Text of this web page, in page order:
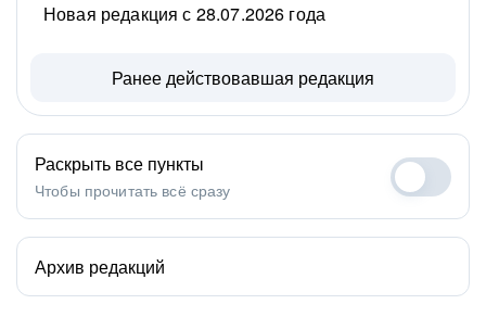
Новая редакция с 28.07.2026 года
Ранее действовавшая редакция
Раскрыть все пункты
Чтобы прочитать всё сразу
Архив редакций